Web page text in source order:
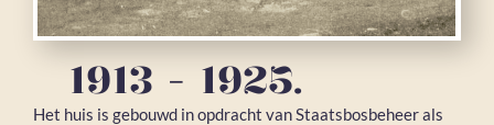
1913 - 1925.
Het huis is gebouwd in opdracht van Staatsbosbeheer als